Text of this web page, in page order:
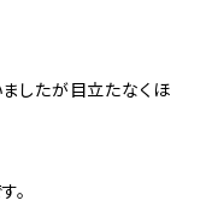
したが目立たなくほ
。